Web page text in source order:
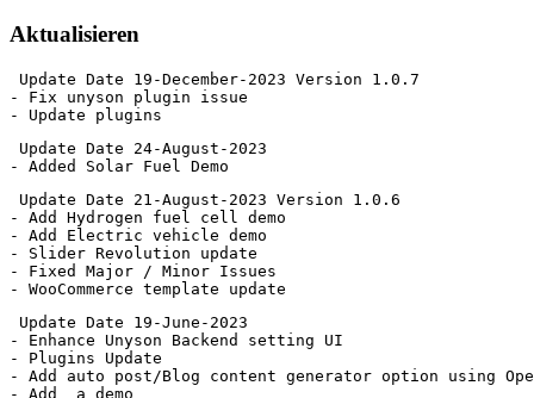
Aktualisieren
Update Date 19-December-2023 Version 1.0.7
- Fix unyson plugin issue
Update Date 24-August-2023
Update Date 21-August-2023 Version 1.0.6
- Add Hydrogen fuel cell demo
- Add Electric vehicle demo
- Slider Revolution update
- Fixed Major / Minor Issues
Update Date 19-June-2023
- Enhance Unyson Backend setting UI
- Plugins Update
- Add auto post/Blog content generator option using